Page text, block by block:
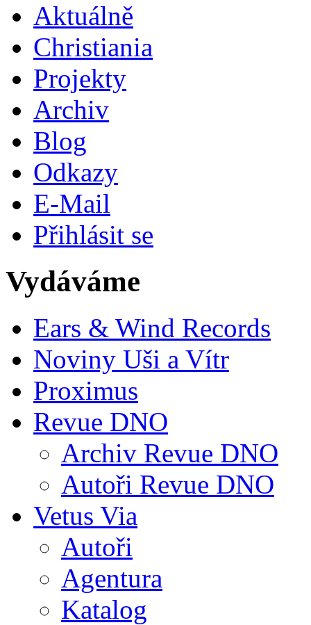
Aktuálně
Christiania
Projekty
Archiv
Blog
Odkazy
E-Mail
Přihlásit se
Vydáváme
Ears & Wind Records
Noviny Uši a Vítr
Proximus
Revue DNO
Archiv Revue DNO
Autoři Revue DNO
Vetus Via
Autoři
Agentura
Katalog